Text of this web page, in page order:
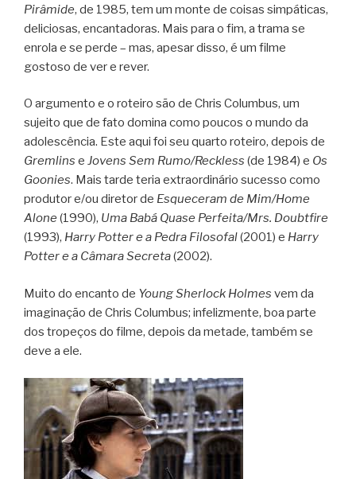
Pirâmide, de 1985, tem um monte de coisas simpáticas,
deliciosas, encantadoras. Mais para o fim, a trama se
enrola e se perde – mas, apesar disso, é um filme
gostoso de ver e rever.
O argumento e o roteiro são de Chris Columbus, um
sujeito que de fato domina como poucos o mundo da
adolescência. Este aqui foi seu quarto roteiro, depois de
Gremlins e Jovens Sem Rumo/Reckless (de 1984) e Os
Goonies. Mais tarde teria extraordinário sucesso como
produtor e/ou diretor de Esqueceram de Mim/Home
Alone (1990), Uma Babá Quase Perfeita/Mrs. Doubtfire
(1993), Harry Potter e a Pedra Filosofal(2001) e Harry
Potter e a Câmara Secreta(2002).
Muito do encanto de Young Sherlock Holmes vem da
imaginação de Chris Columbus; infelizmente, boa parte
dos tropeços do filme, depois da metade, também se
deve a ele.